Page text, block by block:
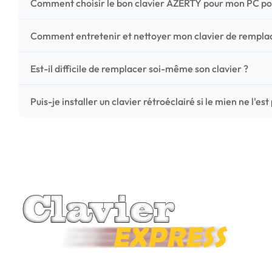
Comment choisir le bon clavier AZERTY pour mon PC
Pour ne pas vous tromper, vérifiez trois points critiques
Comment entretenir et nettoyer mon clavier de
Un entretien régulier prolonge la vie de vos touches.
Est-il difficile de remplacer soi-même son clavier ?
C'est une réparation accessible et très économique !
Puis-je installer un clavier rétroéclairé si le mien ne l'est